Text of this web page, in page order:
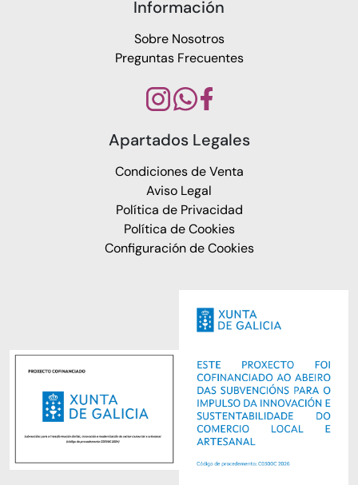
Información
Sobre Nosotros
Preguntas Frecuentes
Apartados Legales
Condiciones de Venta
Aviso Legal
Política de Privacidad
Política de Cookies
Configuración de Cookies